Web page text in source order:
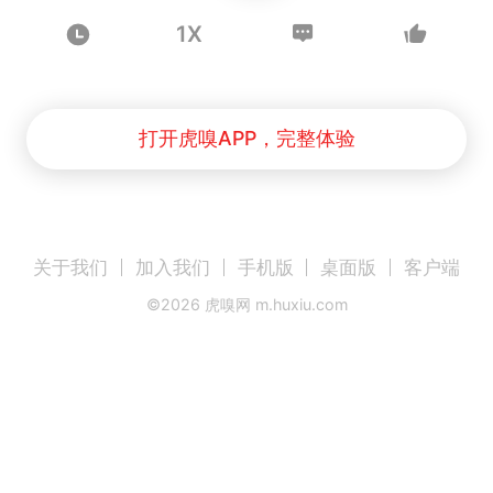
1X
打开虎嗅APP，完整体验
关于我们 加入我们 手机版 桌面版 客户端
©2026 虎嗅网 m.huxiu.com